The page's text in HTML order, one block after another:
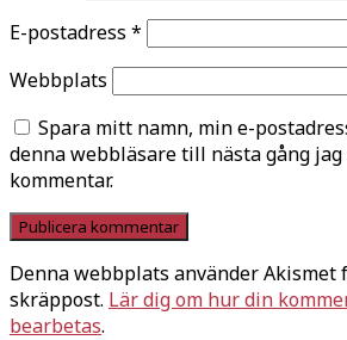
E-postadress *
Webbplats
Spara mitt namn, min e-
denna webbläsare till nästa gång
kommentar.
Denna webbplats använder Akismet
skräppost. Lär dig om hur din
bearbetas.